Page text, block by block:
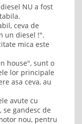
NU a fost
ceva de
un diesel !".
mica este
house", sunt o
lor principale
asa ceva, au
avute cu
gandesc de
nou, pentru